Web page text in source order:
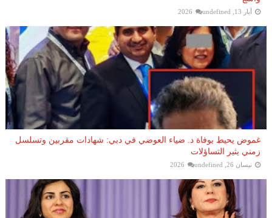
أيار 13, 2026 undefined
غموض يحيط بوفاة د. ضياء العوضي في دبي: شهادات مقربين وتسلسل
زمني يثير التساؤلات
نيسان 26, 2026 undefined